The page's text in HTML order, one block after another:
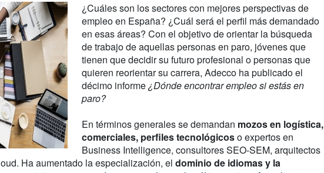
¿Cuáles son los sectores con mejores perspectivas de
empleo en España? ¿Cuál será el perfil más demandado
en esas áreas? Con el objetivo de orientar la búsqueda
de trabajo de aquellas personas en paro, jóvenes que
tienen que decidir su futuro profesional o personas que
quieren reorientar su carrera, Adecco ha publicado el
décimo informe¿Dónde encontrar empleo si estás en
paro?
En términos generales se demandan mozos en logística,
comerciales, perfiles tecnológicoso expertos en
Business Intelligence, consultores SEO-SEM, arquitectos
Ha aumentado la especialización, el dominio de idiomas y la